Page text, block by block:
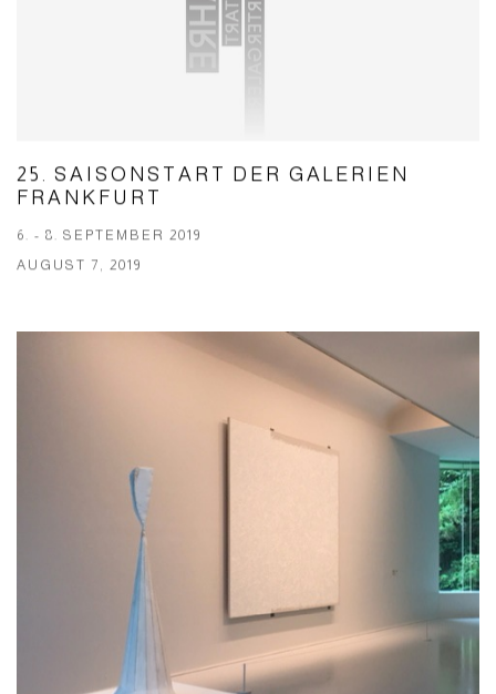
25. SAISONSTART DER GALERIEN
FRANKFURT
6. - 8. SEPTEMBER 2019
AUGUST 7, 2019